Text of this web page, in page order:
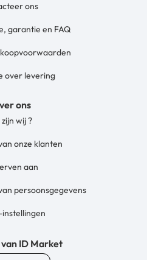
ons
garantie en FAQ
over levering
ons
wij ?
onze klanten
aan
persoonsgegevens
ID Market